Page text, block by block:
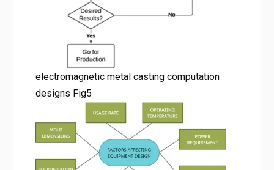
electromagnetic metal casting computation
designs Fig5